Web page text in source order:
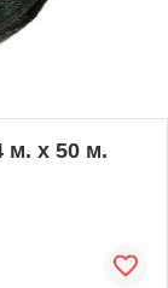
м. х 50 м.